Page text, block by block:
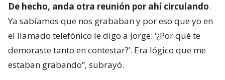
De hecho, anda otra reunión por ahí circulando.
Ya sabíamos que nos grababan y por eso que yo en
el llamado telefónico le digo a Jorge: ‘¿Por qué te
demoraste tanto en contestar?’. Era lógico que me
estaban grabando”, subrayó.